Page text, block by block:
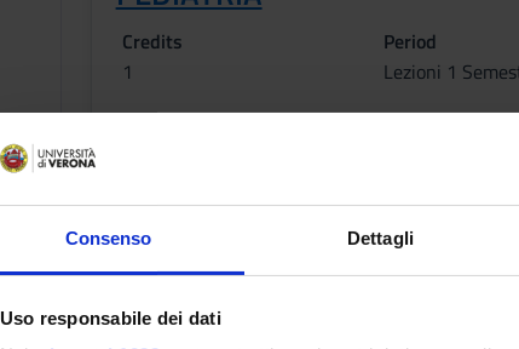
Consenso Dettagli
Uso responsabile dei dati
Credits
1
Period
Lezioni 1
Academic staff
Lessons timetable
Program